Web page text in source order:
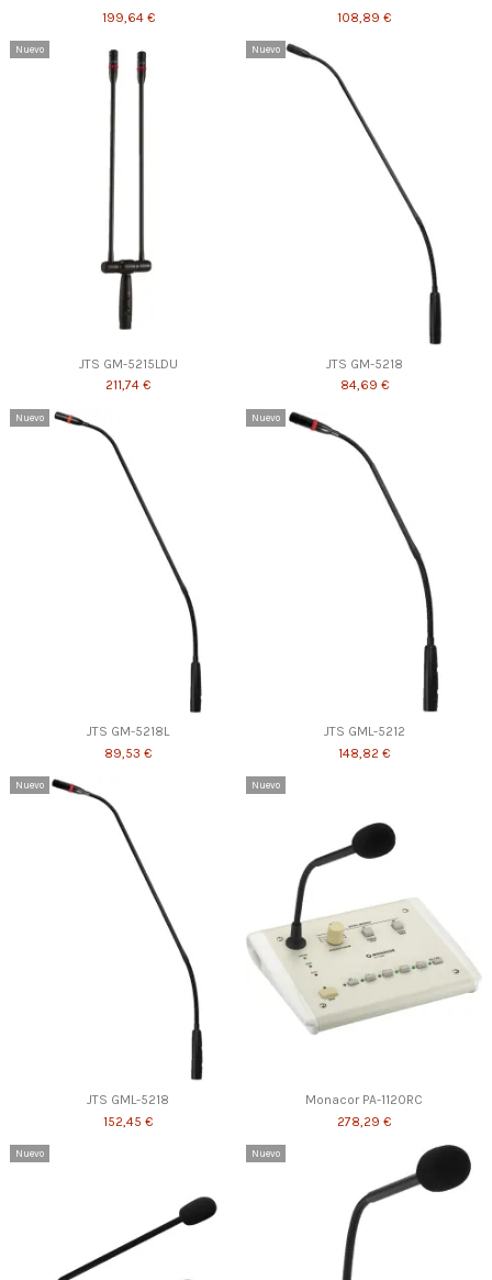
199,64 €
108,89 €
Nuevo
JTS GM-5215LDU
211,74 €
Nuevo
JTS GM-5218
84,69 €
Nuevo
JTS GM-5218L
89,53 €
Nuevo
JTS GML-5212
148,82 €
Nuevo
JTS GML-5218
152,45 €
Nuevo
Monacor PA-1120RC
278,29 €
Nuevo Nuevo